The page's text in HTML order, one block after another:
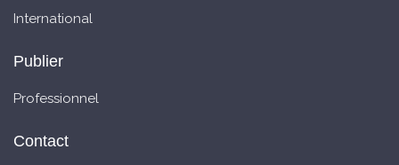
International
Publier
Professionnel
Contact